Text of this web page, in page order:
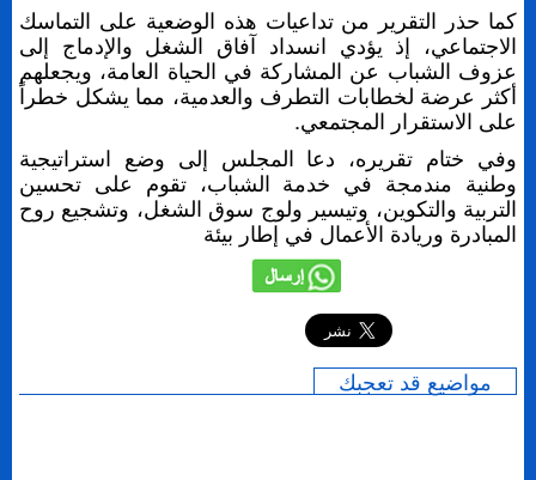
كما حذر التقرير من تداعيات هذه الوضعية على التماسك
الاجتماعي، إذ يؤدي انسداد آفاق الشغل والإدماج إلى
عزوف الشباب عن المشاركة في الحياة العامة، ويجعلهم
أكثر عرضة لخطابات التطرف والعدمية، مما يشكل خطراً
على الاستقرار المجتمعي.
وفي ختام تقريره، دعا المجلس إلى وضع استراتيجية
وطنية مندمجة في خدمة الشباب، تقوم على تحسين
التربية والتكوين، وتيسير ولوج سوق الشغل، وتشجيع روح
المبادرة وريادة الأعمال في إطار بيئة
مواضيع قد تعجبك